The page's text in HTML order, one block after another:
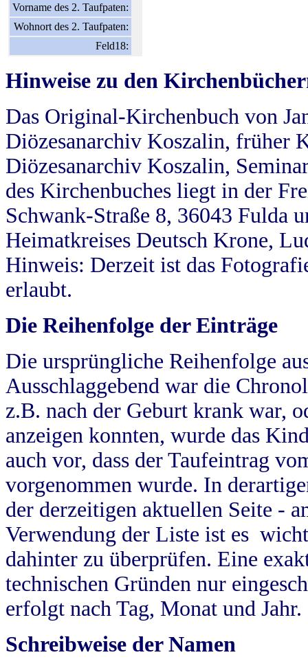
Vorname des 2. Taufpaten:
Wohnort des 2. Taufpaten:
Feld18:
Hinweise zu den
Das Original-Kirchenbuch von
Diözesanarchiv Koszalin, früher
Diözesanarchiv Koszalin,
des Kirchenbuches liegt in der
Schwank-Straße 8, 36043 Fulda
Heimatkreises Deutsch Krone,
Hinweis: Derzeit ist das
erlaubt.
Die Reihenfolge der Einträge
Die ursprüngliche Reihenfolge
Ausschlaggebend war die
z.B. nach der Geburt krank war,
anzeigen konnten, wurde das
auch vor, dass der Taufeintrag
vorgenommen wurde. In
der derzeitigen aktuellen Seite -
Verwendung der Liste ist es
dahinter zu überprüfen. Eine
technischen Gründen nur
erfolgt nach Tag, Monat und Jahr.
Schreibweise der Namen